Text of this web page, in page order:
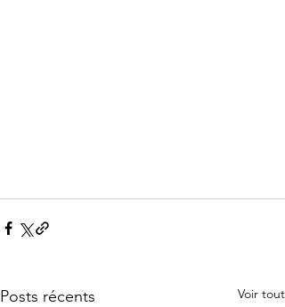
Posts récents Voir tout